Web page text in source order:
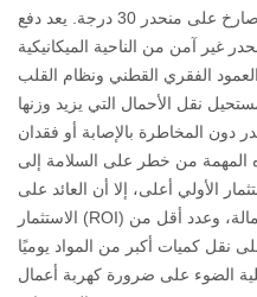
تصبح الوحدة واضحة بشكل صارخ على منحدر 30 درجة. يعد دفع
غير آمن من الناحية الميكانيكية
الفقري القطني ونظام القلب
نقل الأحمال التي يزيد وزنها
دون المخاطرة بالإصابة أو فقدان
المهمة من خطر على السلامة إلى
الأولي أعلى، إلا أن العائد على
الاستثمار (ROI) يتحقق من خلال انخفاض تكاليف العمالة، وعدد أقل من
الضوء على ضرورة كهربة أعمال